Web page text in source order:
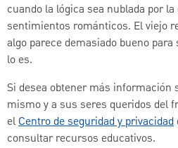
cuando la lógica sea nublada por
sentimientos románticos. El viejo
algo parece demasiado bueno
lo es.
Si desea obtener más información
mismo y a sus seres queridos del
elCentro de seguridad y privacidad
consultar recursos educativos.